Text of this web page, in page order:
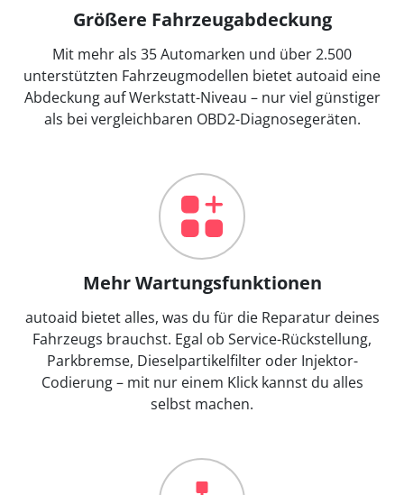
Größere Fahrzeugabdeckung
Mit mehr als 35 Automarken und über 2.500
unterstützten Fahrzeugmodellen bietet autoaid eine
Abdeckung auf Werkstatt-Niveau – nur viel günstiger
als bei vergleichbaren OBD2-Diagnosegeräten.
Mehr Wartungsfunktionen
autoaid bietet alles, was du für die Reparatur deines
Fahrzeugs brauchst. Egal ob Service-Rückstellung,
Parkbremse, Dieselpartikelfilter oder Injektor-
Codierung – mit nur einem Klick kannst du alles
selbst machen.